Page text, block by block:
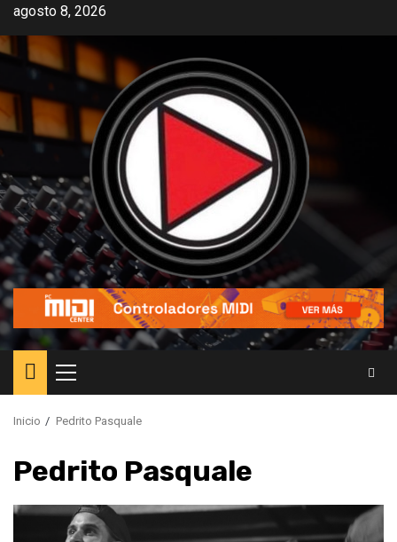
agosto 8, 2026
Inicio Pedrito Pasquale
Pedrito Pasquale